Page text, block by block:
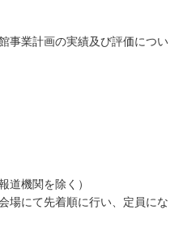
事業計画の実績及び評価につい
機関を除く）
にて先着順に行い、定員にな